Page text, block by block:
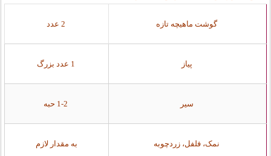
گوشت ماهیچه تازه
پیاز
سیر
نمک، فلفل، زردچوبه به مقدار لازم